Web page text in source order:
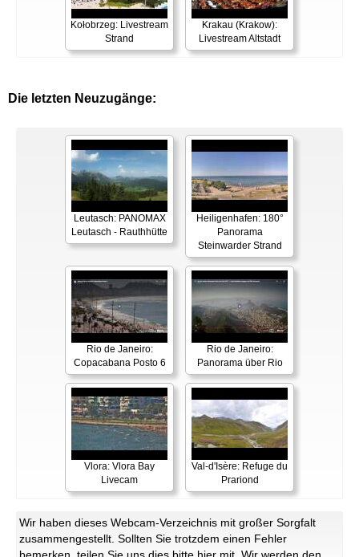
Kołobrzeg: Livestream
Strand
Krakau (Krakow):
Livestream Altstadt
Die letzten Neuzugänge:
Leutasch: PANOMAX
Leutasch - Rauthhütte
Heiligenhafen: 180°
Panorama
Steinwarder Strand
Rio de Janeiro:
Copacabana Posto 6
Rio de Janeiro:
Panorama über Rio
Vlora: Vlora Bay
Livecam
Val-d'Isère: Refuge du
Prariond
Wir haben dieses Webcam-Verzeichnis mit großer Sorgfalt
zusammengestellt. Sollten Sie trotzdem einen Fehler